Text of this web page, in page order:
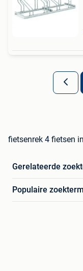
fietsenrek 4 fietsen
Gerelateerde
Populaire